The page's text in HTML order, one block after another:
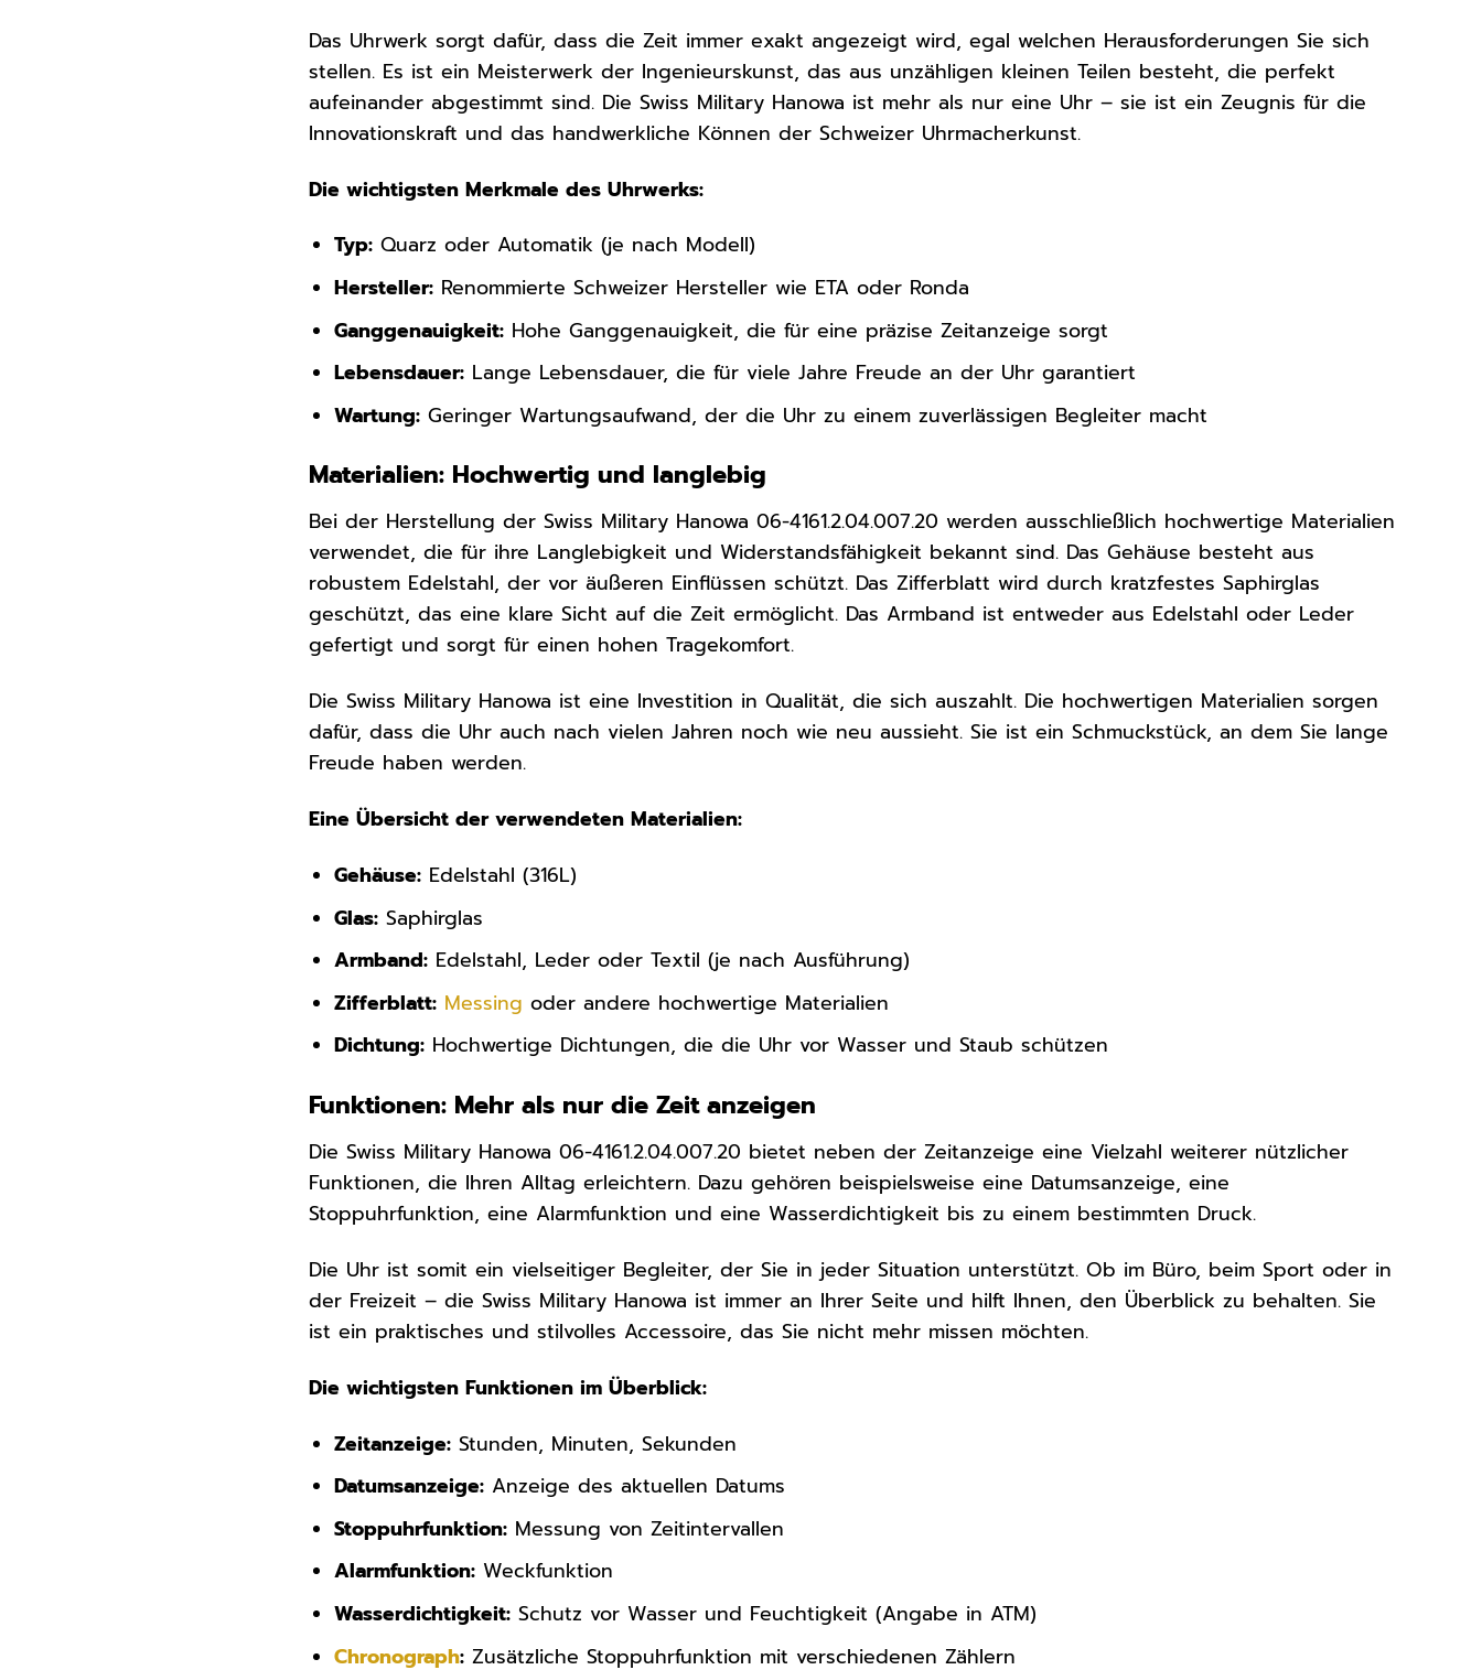
Das Uhrwerk sorgt dafür, dass die Zeit immer exakt angezeigt wird, egal welchen Herausforderungen Sie sich
stellen. Es ist ein Meisterwerk der Ingenieurskunst, das aus unzähligen kleinen Teilen besteht, die perfekt
aufeinander abgestimmt sind. Die Swiss Military Hanowa ist mehr als nur eine Uhr – sie ist ein Zeugnis für die
Innovationskraft und das handwerkliche Können der Schweizer Uhrmacherkunst.
Die wichtigsten Merkmale des Uhrwerks:
Typ: Quarz oder Automatik (je nach Modell)
Hersteller: Renommierte Schweizer Hersteller wie ETA oder Ronda
Ganggenauigkeit: Hohe Ganggenauigkeit, die für eine präzise Zeitanzeige sorgt
Lebensdauer: Lange Lebensdauer, die für viele Jahre Freude an der Uhr garantiert
Wartung: Geringer Wartungsaufwand, der die Uhr zu einem zuverlässigen Begleiter macht
Materialien: Hochwertig und langlebig
Bei der Herstellung der Swiss Military Hanowa 06-4161.2.04.007.20 werden ausschließlich hochwertige Materialien
verwendet, die für ihre Langlebigkeit und Widerstandsfähigkeit bekannt sind. Das Gehäuse besteht aus
robustem Edelstahl, der vor äußeren Einflüssen schützt. Das Zifferblatt wird durch kratzfestes Saphirglas
geschützt, das eine klare Sicht auf die Zeit ermöglicht. Das Armband ist entweder aus Edelstahl oder Leder
gefertigt und sorgt für einen hohen Tragekomfort.
Die Swiss Military Hanowa ist eine Investition in Qualität, die sich auszahlt. Die hochwertigen Materialien sorgen
dafür, dass die Uhr auch nach vielen Jahren noch wie neu aussieht. Sie ist ein Schmuckstück, an dem Sie lange
Freude haben werden.
Eine Übersicht der verwendeten Materialien:
Gehäuse: Edelstahl (316L)
Glas: Saphirglas
Armband: Edelstahl, Leder oder Textil (je nach Ausführung)
Zifferblatt: Messing oder andere hochwertige Materialien
Dichtung: Hochwertige Dichtungen, die die Uhr vor Wasser und Staub schützen
Funktionen: Mehr als nur die Zeit anzeigen
Die Swiss Military Hanowa 06-4161.2.04.007.20 bietet neben der Zeitanzeige eine Vielzahl weiterer nützlicher
Funktionen, die Ihren Alltag erleichtern. Dazu gehören beispielsweise eine Datumsanzeige, eine
Stoppuhrfunktion, eine Alarmfunktion und eine Wasserdichtigkeit bis zu einem bestimmten Druck.
Die Uhr ist somit ein vielseitiger Begleiter, der Sie in jeder Situation unterstützt. Ob im Büro, beim Sport oder in
der Freizeit – die Swiss Military Hanowa ist immer an Ihrer Seite und hilft Ihnen, den Überblick zu behalten. Sie
ist ein praktisches und stilvolles Accessoire, das Sie nicht mehr missen möchten.
Die wichtigsten Funktionen im Überblick:
Zeitanzeige: Stunden, Minuten, Sekunden
Datumsanzeige: Anzeige des aktuellen Datums
Stoppuhrfunktion: Messung von Zeitintervallen
Alarmfunktion: Weckfunktion
Wasserdichtigkeit: Schutz vor Wasser und Feuchtigkeit (Angabe in ATM)
Chronograph: Zusätzliche Stoppuhrfunktion mit verschiedenen Zählern